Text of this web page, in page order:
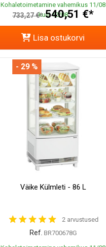
Kohaletoimetamine vahemikus 11/08
kuni 12/08
733,27 €* 540,51 €*
Lisa ostukorvi
Väike Külmleti - 86 L
2 arvustused
Ref. BR700678G
- 29 %